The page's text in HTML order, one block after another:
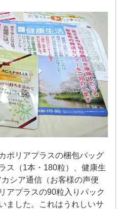
ポリアプラスの梱包バッグ
ス（1本・180粒）、健康生
シア通信（お客様の声便
アプラスの90粒入りパック
ました。これはうれしいサ